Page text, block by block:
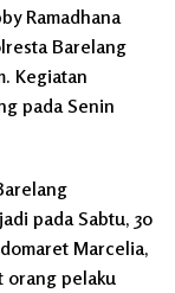
Ramadhana
Barelang
Kegiatan
pada Senin
pada Sabtu, 30
Marcelia,
orang pelaku